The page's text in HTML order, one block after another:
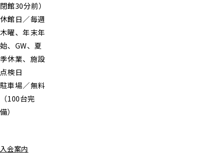
閉館30分前）
休館日／毎週
木曜、年末年
始、GW、夏
季休業、施設
点検日
駐車場／無料
（100台完
備）
入会案内